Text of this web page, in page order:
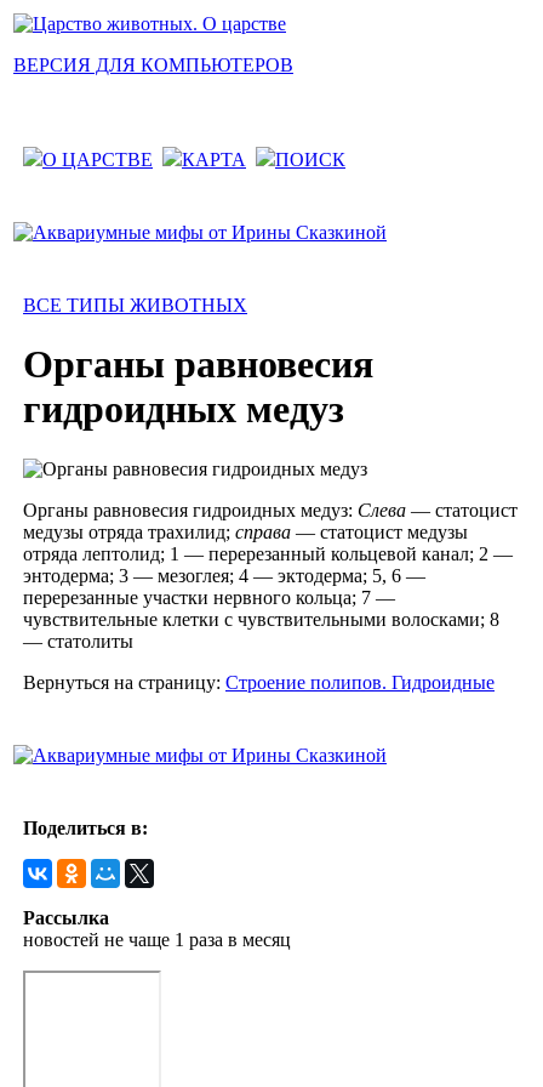
ВЕРСИЯ ДЛЯ КОМПЬЮТЕРОВ
О ЦАРСТВЕ КАРТА ПОИСК
ВСЕ ТИПЫ ЖИВОТНЫХ
Органы равновесия
гидроидных медуз
Органы равновесия гидроидных медуз: Слева — статоцист
медузы отряда трахилид; справа — статоцист медузы
отряда лептолид; 1 — перерезанный кольцевой канал; 2 —
энтодерма; 3 — мезоглея; 4 — эктодерма; 5, 6 —
перерезанные участки нервного кольца; 7 —
чувствительные клетки с чувствительными волосками; 8
— статолиты
Вернуться на страницу: Строение полипов. Гидроидные
Поделиться в:
Рассылка
новостей не чаще 1 раза в месяц